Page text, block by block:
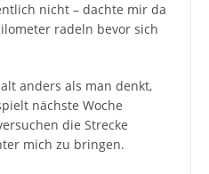
nicht – dachte mir da
radeln bevor sich
anders als man denkt,
nächste Woche
die Strecke
mich zu bringen.